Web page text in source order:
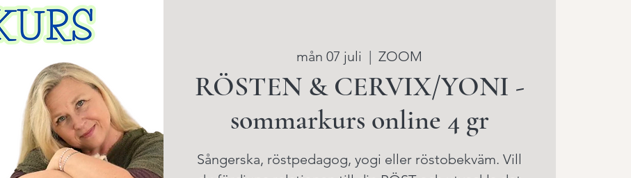
mån 07 juli
  |
ZOOM
RÖSTEN & CERVIX/YONI -
sommarkurs online 4 gr
Sångerska, röstpedagog, yogi eller röstobekväm. Vill